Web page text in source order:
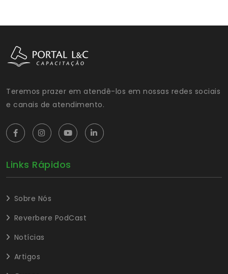
Teremos prazer em atendê-los em nossas redes sociais
e canais de atendimento.
Links Rápidos
Sobre Nós
Reverbere PodCast
Notícias
Artigos